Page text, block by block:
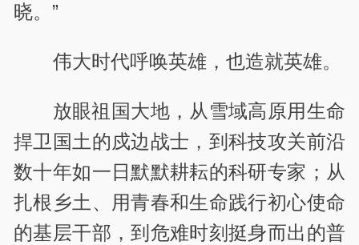
晓。”
伟大时代呼唤英雄，也造就英雄。
放眼祖国大地，从雪域高原用生命
捍卫国土的戍边战士，到科技攻关前沿
数十年如一日默默耕耘的科研专家；从
扎根乡土、用青春和生命践行初心使命
的基层干部，到危难时刻挺身而出的普